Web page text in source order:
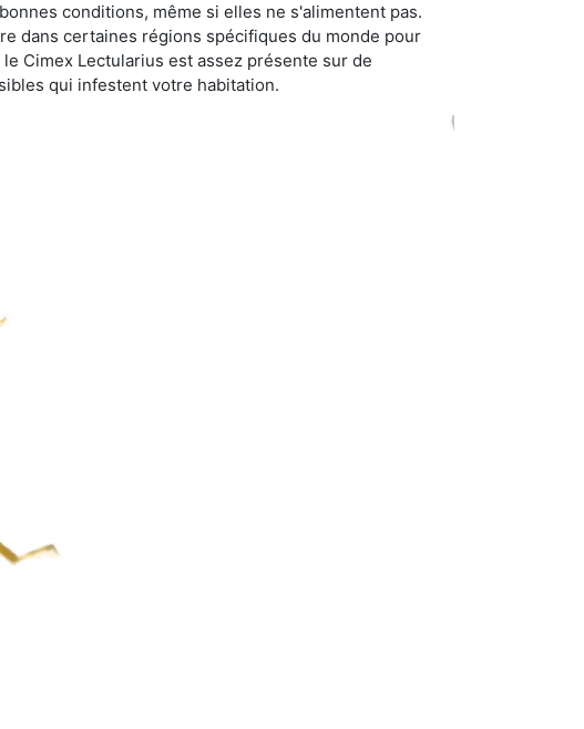
conditions, même si elles ne s'alimentent pas.
dans certaines régions spécifiques du monde pour
Cimex Lectularius est assez présente sur de
qui infestent votre habitation.